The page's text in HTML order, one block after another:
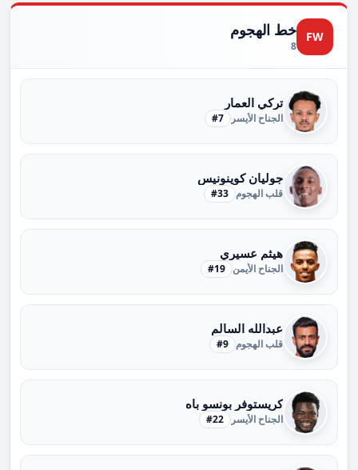
FW خط الهجوم
8
تركي العمار
الجناح الأيسر #7
جوليان كوينونيس
قلب الهجوم #33
هيثم عسيري
الجناح الأيمن #19
عبدالله السالم
قلب الهجوم #9
كريستوفر بونسو باه
الجناح الأيسر #22